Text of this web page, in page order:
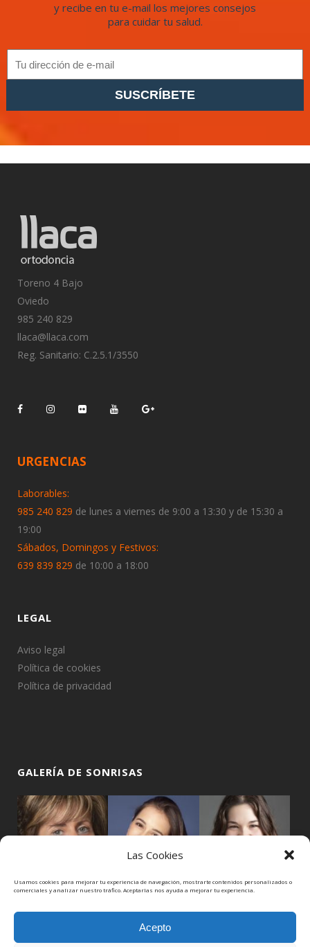
Las Cookies
Usamos cookies para mejorar tu experiencia de navegación, mostrarte contenidos personalizados o
comerciales y analizar nuestro tráfico. Aceptarlas nos ayuda a mejorar tu experiencia.
Acepto
y recibe en tu e-mail los mejores consejos
para cuidar tu salud.
SUSCRÍBETE
Toreno 4 Bajo
Oviedo
985 240 829
llaca@llaca.com
Reg. Sanitario: C.2.5.1/3550
URGENCIAS
Laborables:
985 240 829 de lunes a viernes de 9:00 a 13:30 y de 15:30 a
19:00
Sábados, Domingos y Festivos:
639 839 829 de 10:00 a 18:00
LEGAL
Aviso legal
Política de cookies
Política de privacidad
GALERÍA DE SONRISAS